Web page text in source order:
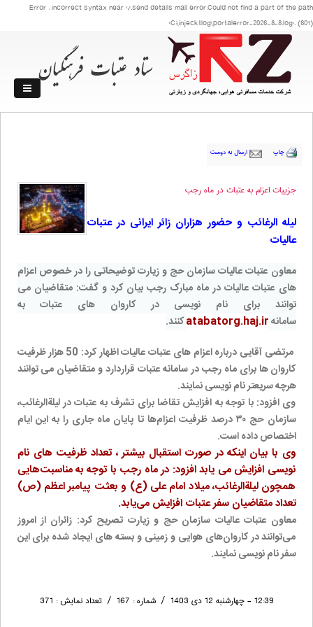
Error : Incorrect syntax near ','.send details mail error:Could not find a part of the path
'C:\injecktlog\portalerror-2026-8-8.log'. (801)
چاپ ارسال به دوست
جزییات اعزام به عتبات در ماه رجب
لیله الرغائب و حضور هزاران زائر ایرانی در عتبات
عالیات
معاون عتبات عالیات سازمان حج و زیارت توضیحاتی را در خصوص اعزام
های عتبات عالیات در ماه مبارک رجب بیان کرد و گفت: متقاضیان می
توانند برای نام نویسی در کاروان های عتبات به
سامانهatabatorg.haj.irکنند.
مرتضی آقایی درباره اعزام های عتبات عالیات اظهار کرد: 50 هزار ظرفیت
کاروان ها برای ماه رجب در سامانه عتبات قراردارد و متقاضیان می توانند
هرچه سریعتر نام نویسی نمایند.
وی افزود: با توجه به افزایش تقاضا برای تشرف به عتبات در لیلةالرغائب،
سازمان حج ۳۰ درصد ظرفیت اعزام‌ها تا پایان ماه جاری را به این ایام
اختصاص داده است.
وی با بیان اینکه در صورت استقبال بیشتر ، تعداد ظرفیت های نام
نویسی افزایش می یابد افزود: در ماه رجب با توجه به مناسبت‌هایی
همچون لیلةالرغائب، میلاد امام علی (ع) و بعثت پیامبر اعظم (ص)
تعداد متقاضیان سفر عتبات افزایش می‌یابد.
معاون عتبات عالیات سازمان حج و زیارت تصریح کرد: زائران از امروز
می‌توانند در کاروان‌های هوایی و زمینی و بسته های ایجاد شده برای این
سفر نام نویسی نمایند.
١٢:٣٩ - چهارشنبه ١٢ دی ١٤٠٣ / شماره : ١٦٧ / تعداد نمایش : ٣٧١